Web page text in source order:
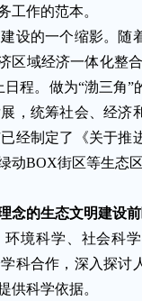
工作的范本。
的一个缩影。随
区域经济一体化整
程。做为“渤三角
，统筹社会、经济
经制定了《关于推
动BOX街区等生态
念的生态文明建设
境科学、社会科学
科合作，深入探讨
供科学依据。